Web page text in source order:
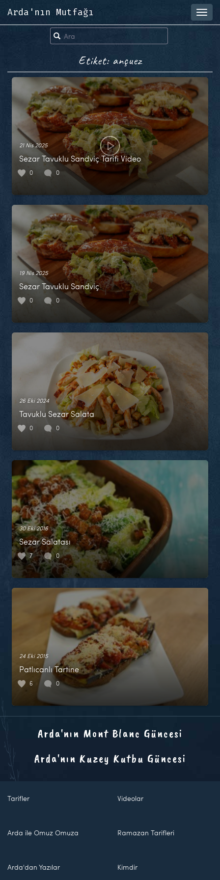
Arda'nın Mutfağı
Etiket: ançuez
21 Nis 2025
Sezar Tavuklu Sandviç Tarifi Video
0 0
19 Nis 2025
Sezar Tavuklu Sandviç
0 0
26 Eki 2024
Tavuklu Sezar Salata
0 0
30 Eki 2016
Sezar Salatası
7 0
24 Eki 2015
Patlıcanlı Tartine
6 0
Arda'nın Mont Blanc Güncesi
Arda'nın Kuzey Kutbu Güncesi
Tarifler Videolar
Arda ile Omuz Omuza Ramazan Tarifleri
Arda'dan Yazılar Kimdir